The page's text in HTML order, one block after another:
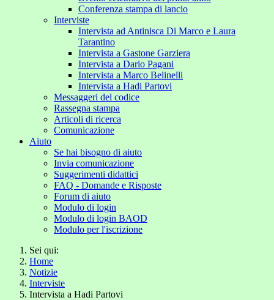
Conferenza stampa di lancio
Interviste
Intervista ad Antinisca Di Marco e Laura
Tarantino
Intervista a Gastone Garziera
Intervista a Dario Pagani
Intervista a Marco Belinelli
Intervista a Hadi Partovi
Messaggeri del codice
Rassegna stampa
Articoli di ricerca
Comunicazione
Aiuto
Se hai bisogno di aiuto
Invia comunicazione
Suggerimenti didattici
FAQ - Domande e Risposte
Forum di aiuto
Modulo di login
Modulo di login BAOD
Modulo per l'iscrizione
Sei qui:
Home
Notizie
Interviste
Intervista a Hadi Partovi